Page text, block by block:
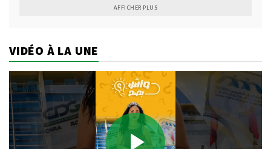
AFFICHER PLUS
VIDÉO À LA UNE